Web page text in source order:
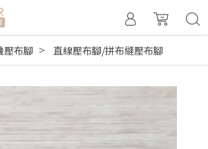
壓布腳 直線壓布腳/拼布縫壓布腳